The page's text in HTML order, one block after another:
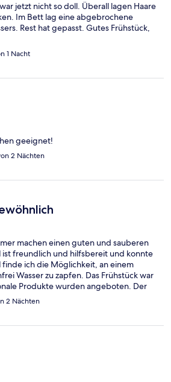
jetzt nicht so doll. Überall lagen Haare
Im Bett lag eine abgebrochene
Rest hat gepasst. Gutes Frühstück,
1 Nacht
geeignet!
2 Nächten
machen einen guten und sauberen
ist freundlich und hilfsbereit und konnte
ich die Möglichkeit, an einem
Wasser zu zapfen. Das Frühstück war
Produkte wurden angeboten. Der
der Straße, doch auch zu Fuß ist
Die Tiefgarage ist eher für
Die wenigen kostenfreien Plätze
heiß begehrt. Vielen Dank
Aufenthalt!
2 Nächten